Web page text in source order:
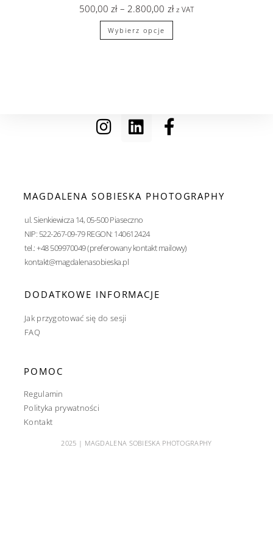
500,00 zł – 2.800,00 zł z VAT
Wybierz opcje
MAGDALENA SOBIESKA PHOTOGRAPHY
ul. Sienkiewicza 14, 05-500 Piaseczno
NIP: 522-267-09-79 REGON: 140612424
tel.: +48 509970049 (preferowany kontakt mailowy)
kontakt@magdalenasobieska.pl
DODATKOWE INFORMACJE
Jak przygotować się do sesji
FAQ
POMOC
Regulamin
Polityka prywatności
Kontakt
2025 | MAGDALENA SOBIESKA PHOTOGRAPHY